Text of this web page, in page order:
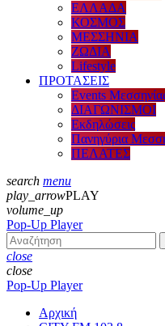
ΕΛΛΑΔΑ
ΚΟΣΜΟΣ
ΜΕΣΣΗΝΙΑ
ΖΩΔΙΑ
Lifestyle
ΠΡΟΤΑΣΕΙΣ
Events
ΔΙΑΓΩΝΙΣΜΟΙ
Εκδηλώσεις
Πανηγύρια
ΠΕΛΑΤΕΣ
search menu
play_arrowPLAY
volume_up
Pop-Up Player
close
close
Pop-Up Player
Αρχική